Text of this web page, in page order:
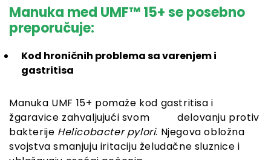
Manuka med UMF™ 15+ se posebno
preporučuje:
Kod hroničnih problema sa varenjem i
gastritisa
Manuka UMF 15+ pomaže kod gastritisa i
žgaravice zahvaljujući svom delovanju protiv
bakterije Helicobacter pylori. Njegova obložna
svojstva smanjuju iritaciju želudačne sluznice i